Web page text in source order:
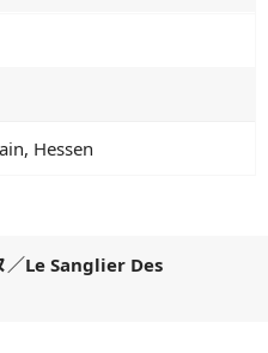
Hessen
／Le Sanglier Des